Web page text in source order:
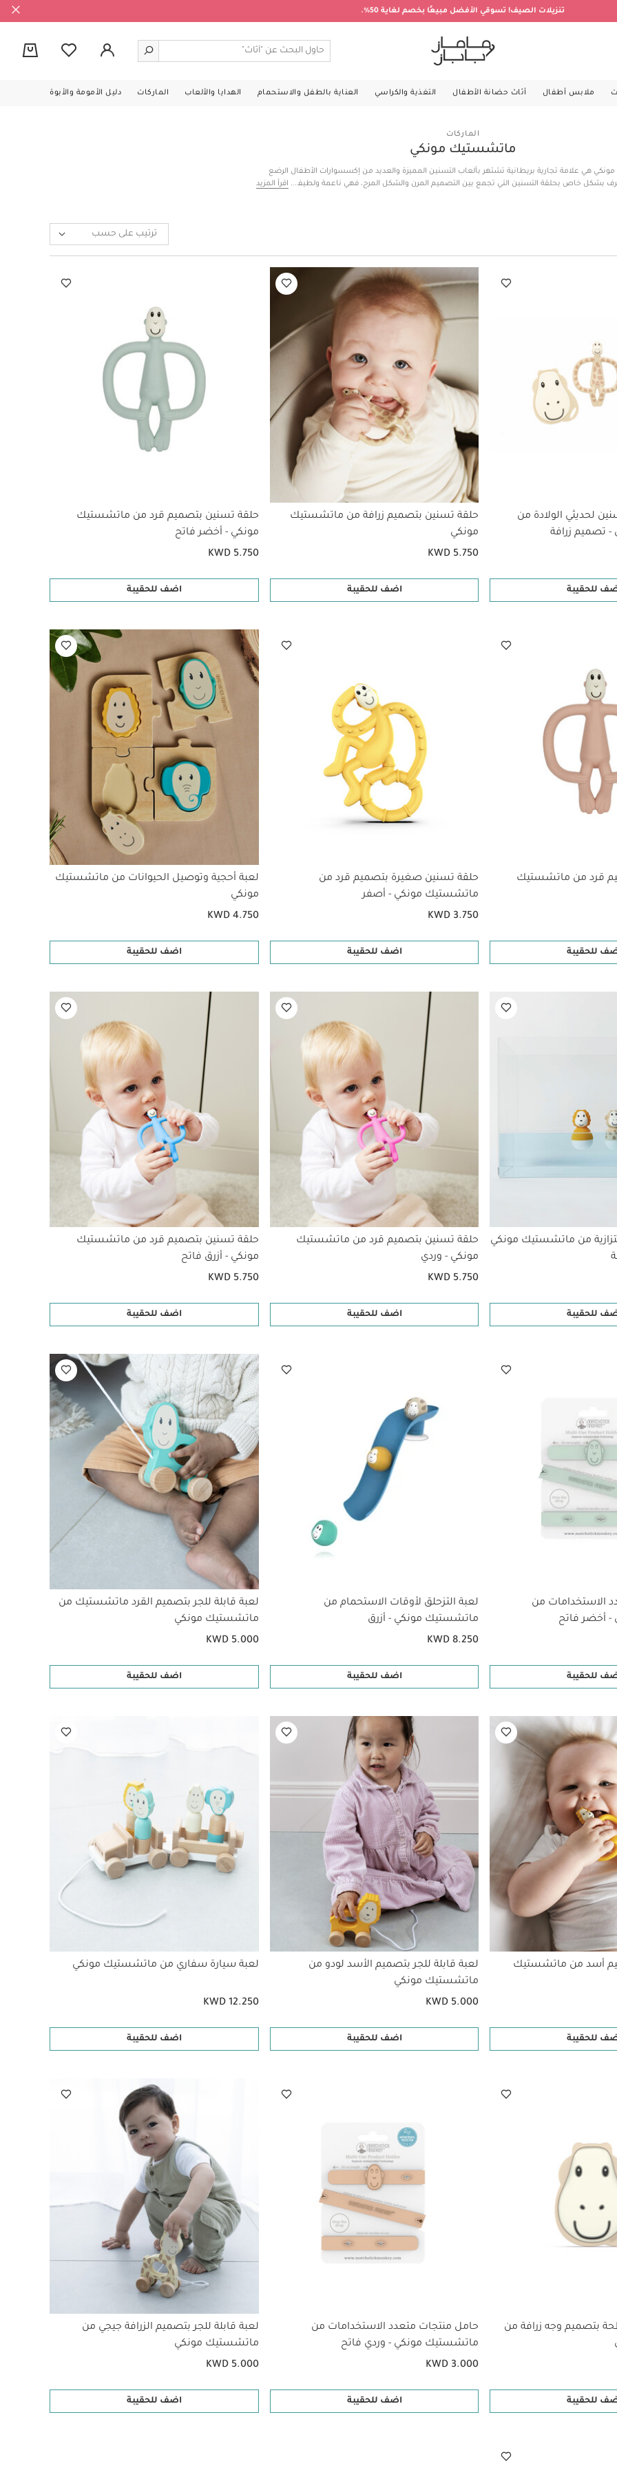
تنزيلات الصيف! تسوقي الأفضل مبيعًا بخصم لغاية 50%.
ملابس أطفال أثاث حضانة الأطفال التغذية والكراسي العناية بالطفل والاستحمام الهدايا والألعاب الماركات دليل الأمومة والأبوة
الماركات
ماتشستيك مونكي
هي علامة تجارية بريطانية تشتهر بألعاب التسنين المميزة والعديد من إكسسوارات الأطفال الرضع
بشكل خاص بحلقة التسنين التي تجمع بين التصميم المرن والشكل المرح، فهي ناعمة ولطيفة على لثة
اقرأ المزيد
ترتيب على حسب
لحديثي الولادة من
تصميم زرافة
للحقيبة
حلقة تسنين بتصميم زرافة من ماتشستيك
مونكي
KWD 5.750
اضف للحقيبة
حلقة تسنين بتصميم قرد من ماتشستيك
مونكي - أخضر فاتح
KWD 5.750
اضف للحقيبة
قرد من ماتشستيك
للحقيبة
حلقة تسنين صغيرة بتصميم قرد من
ماتشستيك مونكي - أصفر
KWD 3.750
اضف للحقيبة
لعبة أحجية وتوصيل الحيوانات من ماتشستيك
مونكي
KWD 4.750
اضف للحقيبة
من ماتشستيك مونكي
للحقيبة
حلقة تسنين بتصميم قرد من ماتشستيك
مونكي - وردي
KWD 5.750
اضف للحقيبة
حلقة تسنين بتصميم قرد من ماتشستيك
مونكي - أزرق فاتح
KWD 5.750
اضف للحقيبة
الاستخدامات من
أخضر فاتح
للحقيبة
لعبة التزحلق لأوقات الاستحمام من
ماتشستيك مونكي - أزرق
KWD 8.250
اضف للحقيبة
لعبة قابلة للجر بتصميم القرد ماتشستيك من
ماتشستيك مونكي
KWD 5.000
اضف للحقيبة
أسد من ماتشستيك
للحقيبة
لعبة قابلة للجر بتصميم الأسد لودو من
ماتشستيك مونكي
KWD 5.000
اضف للحقيبة
لعبة سيارة سفاري من ماتشستيك مونكي
KWD 12.250
اضف للحقيبة
بتصميم وجه زرافة من
للحقيبة
حامل منتجات متعدد الاستخدامات من
ماتشستيك مونكي - وردي فاتح
KWD 3.000
اضف للحقيبة
لعبة قابلة للجر بتصميم الزرافة جيجي من
ماتشستيك مونكي
KWD 5.000
اضف للحقيبة